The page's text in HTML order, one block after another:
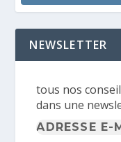
NEWSLETTER
tous nos
dans une